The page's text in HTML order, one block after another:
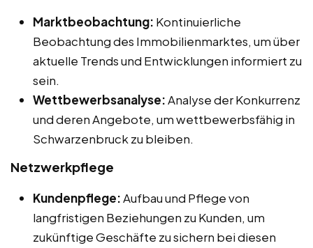
Marktbeobachtung: Kontinuierliche
Beobachtung des Immobilienmarktes, um über
aktuelle Trends und Entwicklungen informiert zu
sein.
Wettbewerbsanalyse:Analyse der Konkurrenz
und deren Angebote, um wettbewerbsfähig in
Schwarzenbruck zu bleiben.
Netzwerkpflege
Kundenpflege:Aufbau und Pflege von
langfristigen Beziehungen zu Kunden, um
zukünftige Geschäfte zu sichern bei diesen